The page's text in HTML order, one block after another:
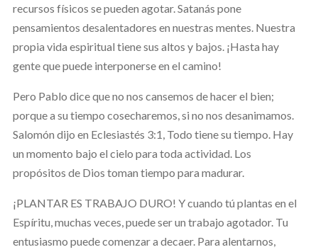
recursos físicos se pueden agotar. Satanás pone
pensamientos desalentadores en nuestras mentes. Nuestra
propia vida espiritual tiene sus altos y bajos. ¡Hasta hay
gente que puede interponerse en el camino!
Pero Pablo dice que no nos cansemos de hacer el bien;
porque a su tiempo cosecharemos, si no nos desanimamos.
Salomón dijo en Eclesiastés 3:1, Todo tiene su tiempo. Hay
un momento bajo el cielo para toda actividad. Los
propósitos de Dios toman tiempo para madurar.
¡PLANTAR ES TRABAJO DURO! Y cuando tú plantas en el
Espíritu, muchas veces, puede ser un trabajo agotador. Tu
entusiasmo puede comenzar a decaer. Para alentarnos,